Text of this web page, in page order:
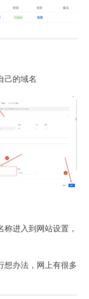
己的域名
进入到网站设置，
想办法，网上有很多